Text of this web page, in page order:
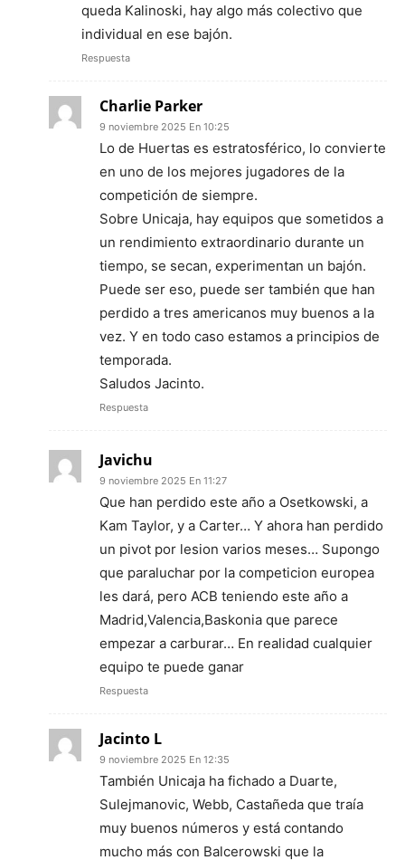
queda Kalinoski, hay algo más colectivo que
individual en ese bajón.
Respuesta
Charlie Parker
9 noviembre 2025 En 10:25
Lo de Huertas es estratosférico, lo convierte
en uno de los mejores jugadores de la
competición de siempre.
Sobre Unicaja, hay equipos que sometidos a
un rendimiento extraordinario durante un
tiempo, se secan, experimentan un bajón.
Puede ser eso, puede ser también que han
perdido a tres americanos muy buenos a la
vez. Y en todo caso estamos a principios de
temporada.
Saludos Jacinto.
Respuesta
Javichu
9 noviembre 2025 En 11:27
Que han perdido este año a Osetkowski, a
Kam Taylor, y a Carter… Y ahora han perdido
un pivot por lesion varios meses… Supongo
que paraluchar por la competicion europea
les dará, pero ACB teniendo este año a
Madrid,Valencia,Baskonia que parece
empezar a carburar… En realidad cualquier
equipo te puede ganar
Respuesta
Jacinto L
9 noviembre 2025 En 12:35
También Unicaja ha fichado a Duarte,
Sulejmanovic, Webb, Castañeda que traía
muy buenos números y está contando
mucho más con Balcerowski que la